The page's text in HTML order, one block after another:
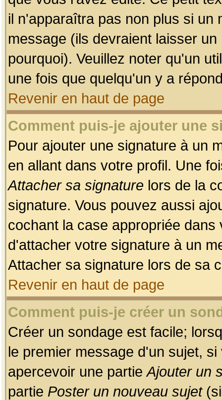
il n'apparaîtra pas non plus si un
message (ils devraient laisser
pourquoi). Veuillez noter qu'un
une fois que quelqu'un y a
Revenir en haut de page
Comment puis-je ajouter une
Pour ajouter une signature à un
en allant dans votre profil. Une
Attacher sa signature lors de la
signature. Vous pouvez aussi
cochant la case appropriée
d'attacher votre signature à un
Attacher sa signature lors de sa
Revenir en haut de page
Comment puis-je créer un
Créer un sondage est facile;
le premier message d'un sujet,
apercevoir une partieAjouter un
partie Poster un nouveau sujet(si